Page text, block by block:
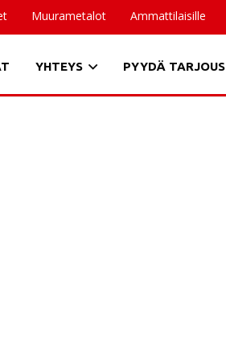
Muurametalot Ammattilaisille
YHTEYS PYYDÄ TARJOUS